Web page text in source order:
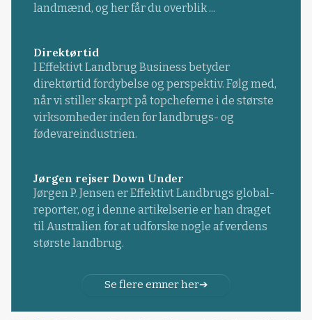
landmænd, og her får du overblik ...
Direktørtid
I Effektivt Landbrug Business betyder
direktørtid fordybelse og perspektiv. Følg med,
når vi stiller skarpt på topcheferne i de største
virksomheder inden for landbrugs- og
fødevareindustrien.
Jørgen rejser Down Under
Jørgen P. Jensen er Effektivt Landbrugs global-
reporter, og i denne artikelserie er han draget
til Australien for at udforske nogle af verdens
største landbrug.
Se flere emner her